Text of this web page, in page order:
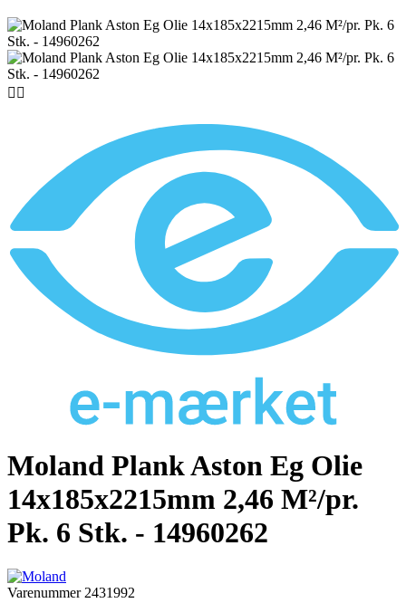
 
Moland Plank Aston Eg Olie
14x185x2215mm 2,46 M²/pr.
Pk. 6 Stk. - 14960262
Varenummer 2431992